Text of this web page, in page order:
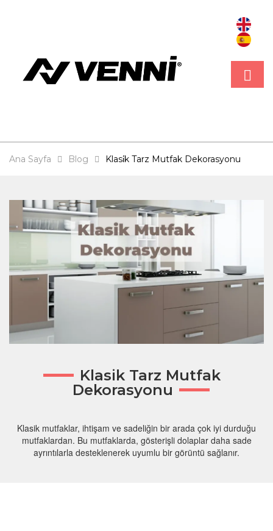
Ana Sayfa Blog Klasi̇k Tarz Mutfak Dekorasyonu
Klasik Tarz Mutfak
Dekorasyonu
Klasik mutfaklar, ihtişam ve sadeliğin bir arada çok iyi durduğu
mutfaklardan. Bu mutfaklarda, gösterişli dolaplar daha sade
ayrıntılarla desteklenerek uyumlu bir görüntü sağlanır.